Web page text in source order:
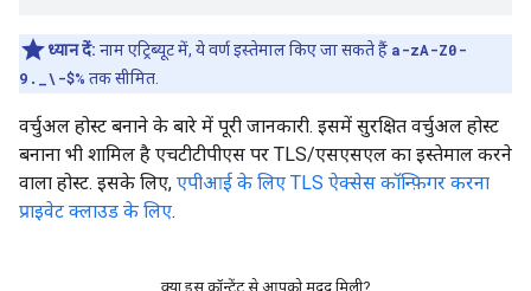
ध्यान दें: नाम एट्रिब्यूट में, ये वर्ण इस्तेमाल किए जा सकते हैं a-zA-Z0-
9._\-$% तक सीमित.
वर्चुअल होस्ट बनाने के बारे में पूरी जानकारी. इसमें सुरक्षित वर्चुअल होस्ट
बनाना भी शामिल है एचटीटीपीएस पर TLS/एसएसएल का इस्तेमाल करने
वाला होस्ट. इसके लिए, एपीआई के लिए TLS ऐक्सेस कॉन्फ़िगर करना
प्राइवेट क्लाउड के लिए.
क्या इस कॉन्टेंट से आपको मदद मिली?